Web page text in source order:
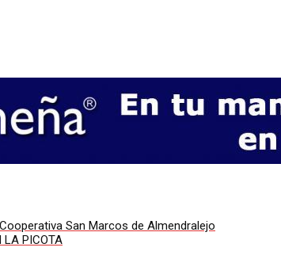
San Marcos de Almendralejo
PICOTA